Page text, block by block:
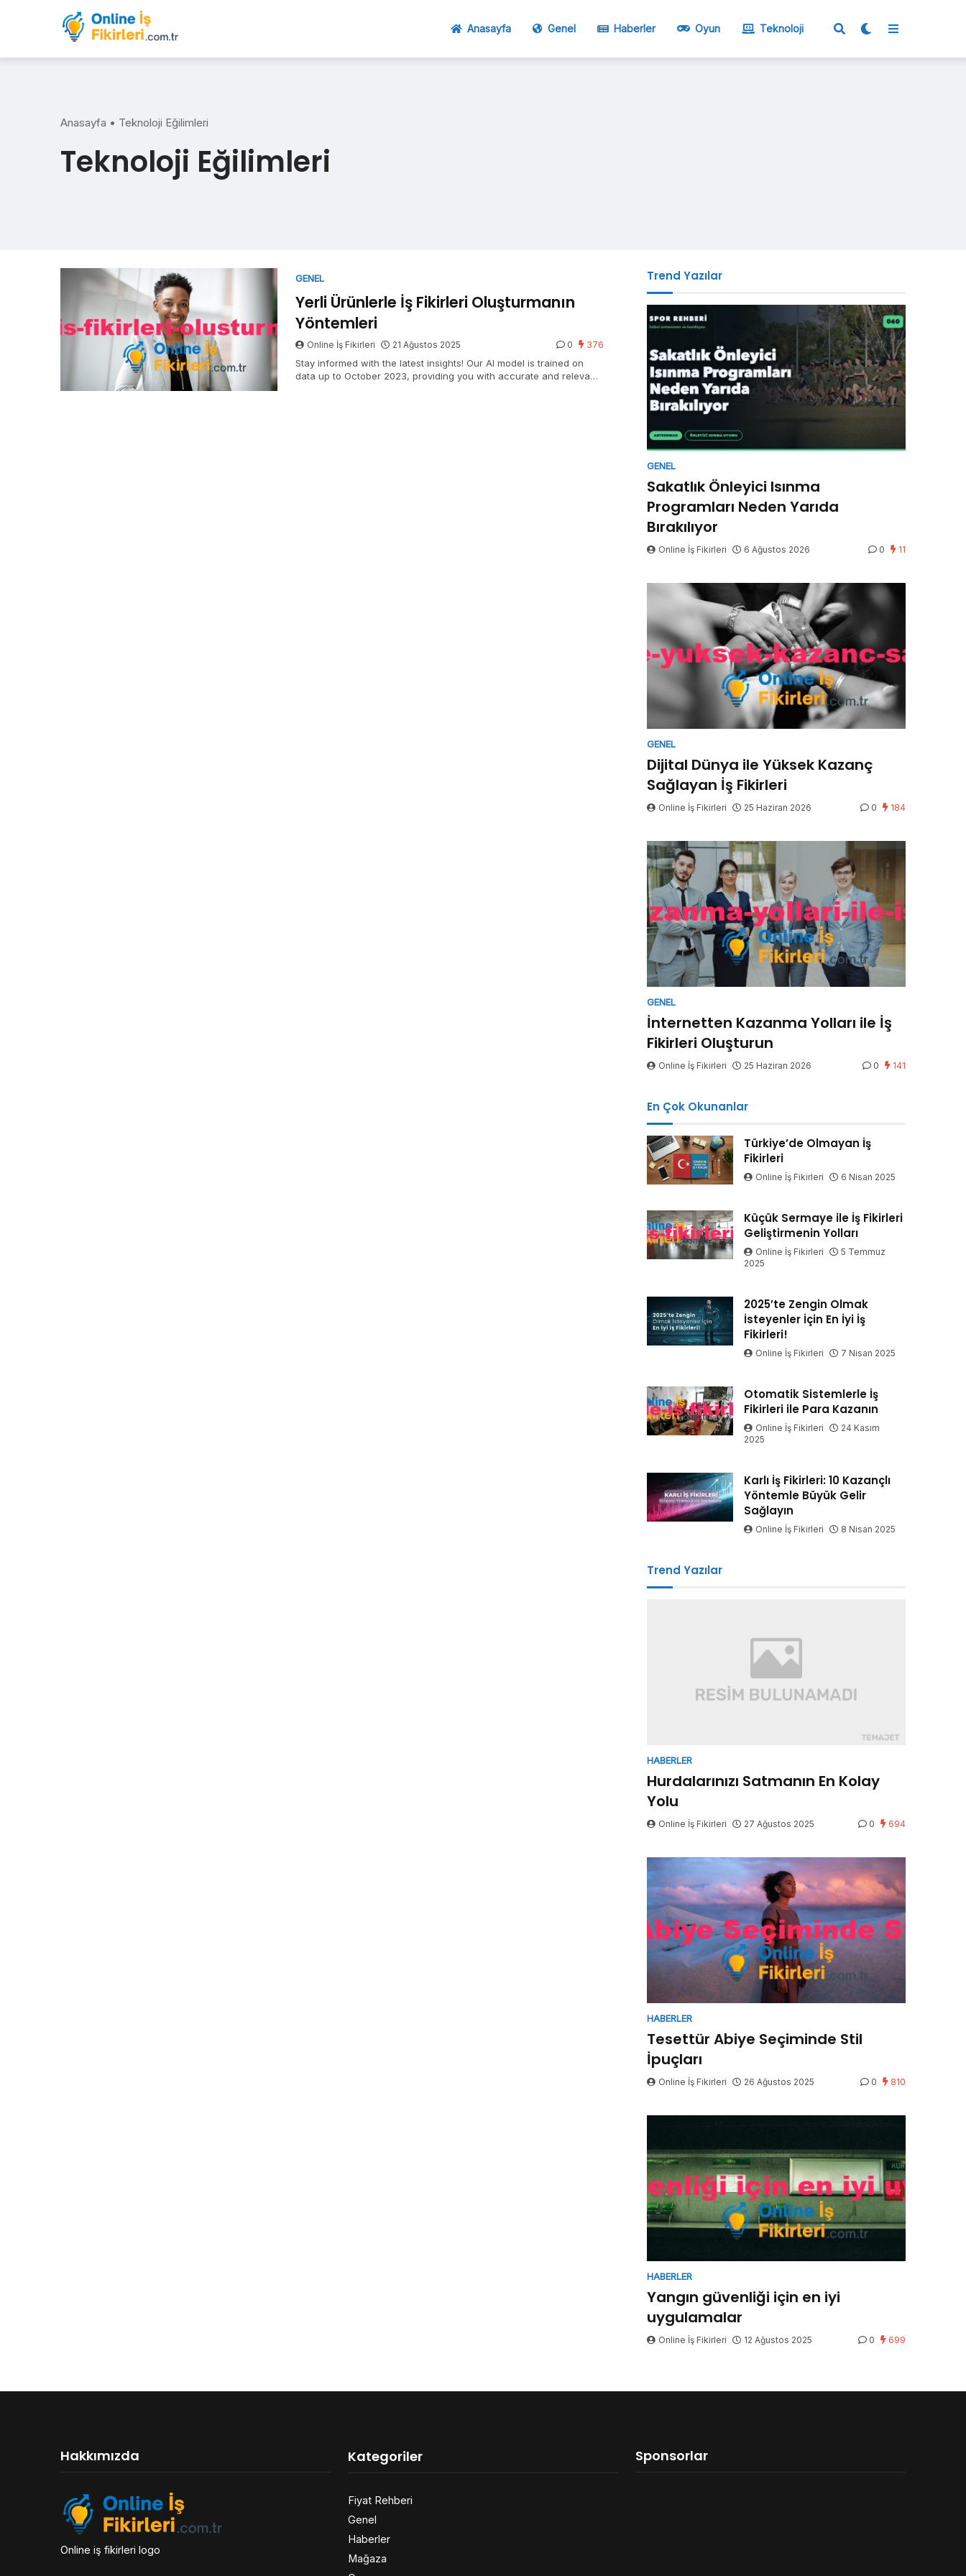
Anasayfa Genel Haberler Oyun Teknoloji
Anasayfa • Teknoloji Eğilimleri
Teknoloji Eğilimleri
GENEL
Yerli Ürünlerle İş Fikirleri Oluşturmanın
Yöntemleri
Online İş Fikirleri 21 Ağustos 2025 0 376
Stay informed with the latest insights! Our AI model is trained on
data up to October 2023, providing you with accurate and relevant
Trend Yazılar
GENEL
Sakatlık Önleyici Isınma
Programları Neden Yarıda
Bırakılıyor
Online İş Fikirleri 6 Ağustos 2026 0 11
GENEL
Dijital Dünya ile Yüksek Kazanç
Sağlayan İş Fikirleri
Online İş Fikirleri 25 Haziran 2026 0 184
GENEL
İnternetten Kazanma Yolları ile İş
Fikirleri Oluşturun
Online İş Fikirleri 25 Haziran 2026 0 141
En Çok Okunanlar
Türkiye’de Olmayan İş
Fikirleri
Online İş Fikirleri 6 Nisan 2025
Küçük Sermaye ile İş Fikirleri
Geliştirmenin Yolları
Online İş Fikirleri
5 Temmuz
2025
2025’te Zengin Olmak
İsteyenler İçin En İyi İş
Fikirleri!
Online İş Fikirleri 7 Nisan 2025
Otomatik Sistemlerle İş
Fikirleri ile Para Kazanın
Online İş Fikirleri
24 Kasım
2025
Karlı İş Fikirleri: 10 Kazançlı
Yöntemle Büyük Gelir
Sağlayın
Online İş Fikirleri 8 Nisan 2025
Trend Yazılar
HABERLER
Hurdalarınızı Satmanın En Kolay
Yolu
Online İş Fikirleri 27 Ağustos 2025 0 694
HABERLER
Tesettür Abiye Seçiminde Stil
İpuçları
Online İş Fikirleri 26 Ağustos 2025 0 810
HABERLER
Yangın güvenliği için en iyi
uygulamalar
Online İş Fikirleri 12 Ağustos 2025 0 699
Hakkımızda
Online iş fikirleri logo
Kategoriler
Fiyat Rehberi
Genel
Haberler
Mağaza
Sponsorlar